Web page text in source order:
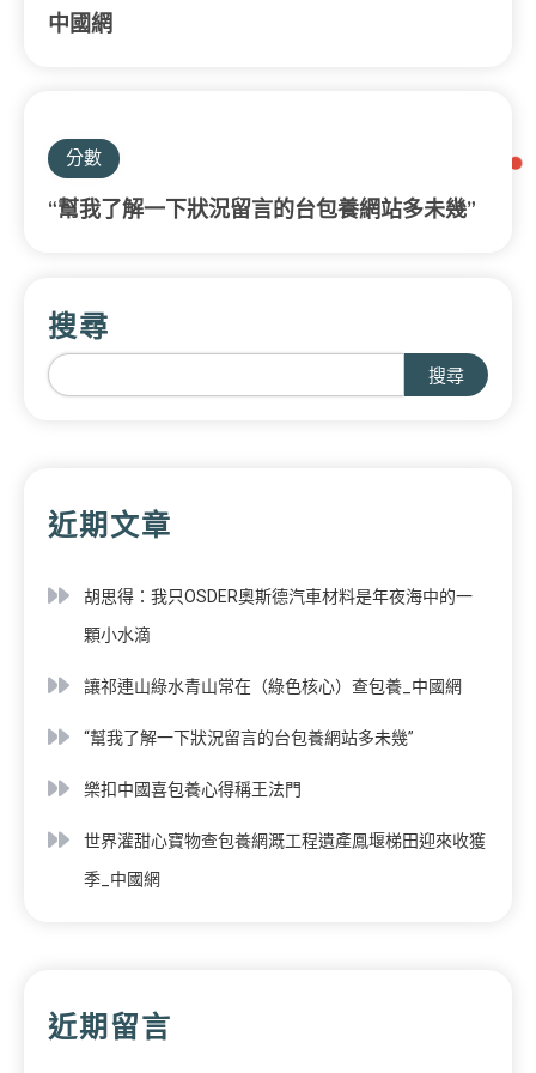
中國網
分數
“幫我了解一下狀況留言的台包養網站多未幾”
搜尋
搜尋
近期文章
胡思得：我只OSDER奧斯德汽車材料是年夜海中的一
顆小水滴
讓祁連山綠水青山常在（綠色核心）查包養_中國網
“幫我了解一下狀況留言的台包養網站多未幾”
樂扣中國喜包養心得稱王法門
世界灌甜心寶物查包養網溉工程遺產鳳堰梯田迎來收獲
季_中國網
近期留言